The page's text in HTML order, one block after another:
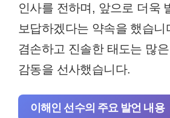
인사를 전하며, 앞으로 더욱
보답하겠다는 약속을 했습니
겸손하고 진솔한 태도는 많
감동을 선사했습니다.
이해인 선수의 주요 발언 내용